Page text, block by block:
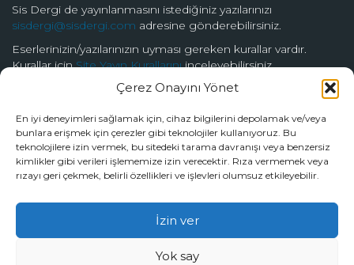
Çerez Onayını Yönet
En iyi deneyimleri sağlamak için, cihaz bilgilerini depolamak ve/veya
bunlara erişmek için çerezler gibi teknolojiler kullanıyoruz. Bu
teknolojilere izin vermek, bu sitedeki tarama davranışı veya benzersiz
kimlikler gibi verileri işlememize izin verecektir. Rıza vermemek veya
rızayı geri çekmek, belirli özellikleri ve işlevleri olumsuz etkileyebilir.
İzin ver
Yok say
Sis Dergi de yayınlanmasını istediğiniz yazılarınızı
sisdergi@sisdergi.com adresine gönderebilirsiniz.
Eserlerinizin/yazılarınızın uyması gereken kurallar vardır.
Kurallar içinSite Yayın Kurallarınıinceleyebilirsiniz.
© 2026 Sis Dergi | Ardında Güzellik Saklar
Tüm hakları Sis Dergi’ye aittir.